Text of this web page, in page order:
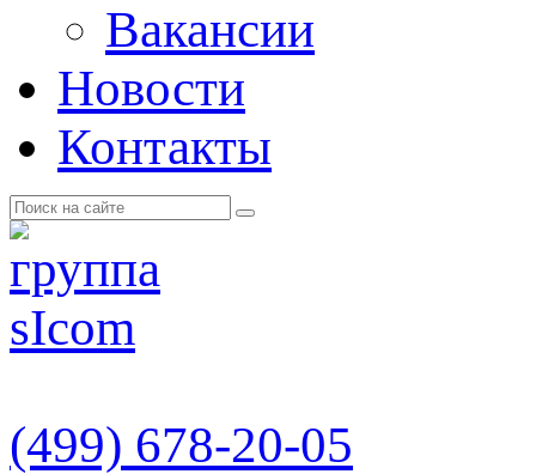
Вакансии
Новости
Контакты
(499) 678-20-05